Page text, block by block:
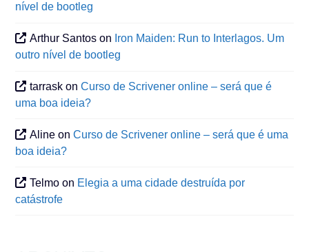
nível de bootleg
Arthur Santos on Iron Maiden: Run to Interlagos. Um
outro nível de bootleg
tarrask onCurso de Scrivener online – será que é
uma boa ideia?
Aline onCurso de Scrivener online – será que é uma
boa ideia?
Telmo on Elegia a uma cidade destruída por
catástrofe